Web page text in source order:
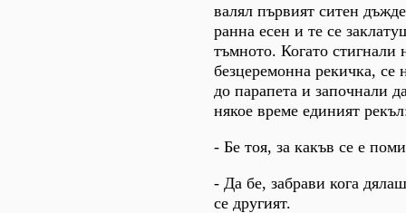
валял първият ситен
ранна есен и те се
тъмното. Когато стигнали
безцеремонна рекичка, се
до парапета и започнали
някое време единият
- Бе тоя, за какъв се е
- Да бе, забрави кога
се другият.